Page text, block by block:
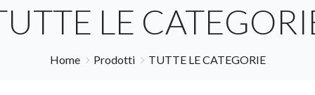
LE
Home Prodotti TUTTE LE CATEGORIE